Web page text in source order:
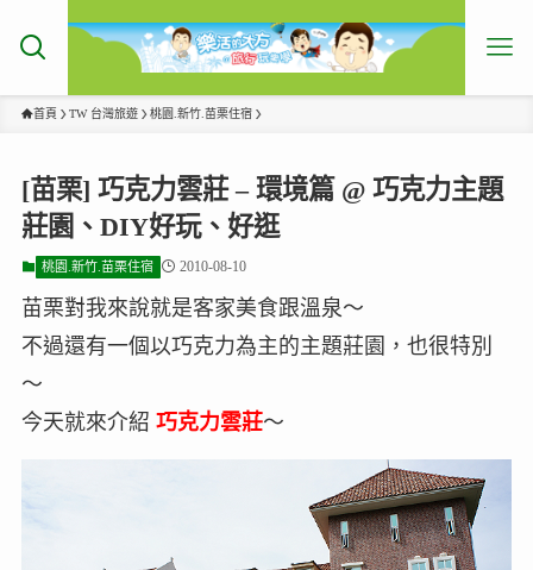
首頁 TW 台灣旅遊 桃園.新竹.苗栗住宿
[苗栗] 巧克力雲莊 – 環境篇 @ 巧克力主題
莊園、DIY好玩、好逛
桃園.新竹.苗栗住宿 2010-08-10
苗栗對我來說就是客家美食跟溫泉～
不過還有一個以巧克力為主的主題莊園，也很特別
～
今天就來介紹 巧克力雲莊～